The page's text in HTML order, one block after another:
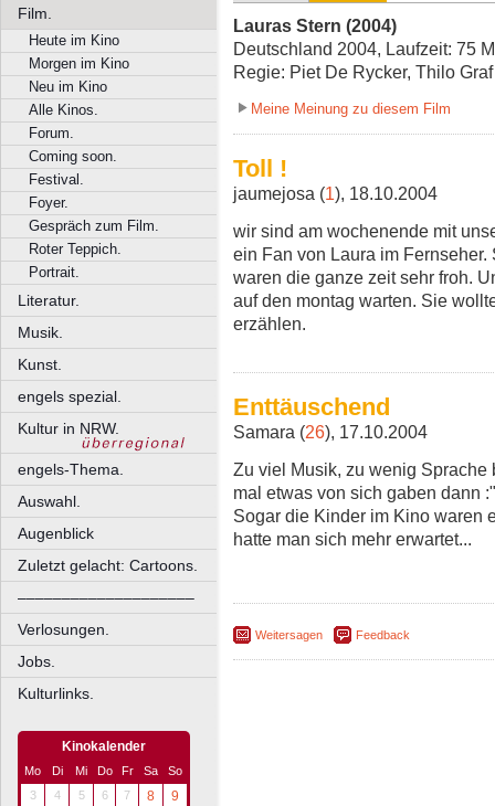
Film.
Heute im Kino
Morgen im Kino
Neu im Kino
Alle Kinos.
Forum.
Coming soon.
Festival.
Foyer.
Gespräch zum Film.
Roter Teppich.
Portrait.
Literatur.
Musik.
Kunst.
engels spezial.
Kultur in NRW.
engels-Thema.
Auswahl.
Augenblick
Zuletzt gelacht: Cartoons.
––––––––––––––––––––
Verlosungen.
Jobs.
Kulturlinks.
Kinokalender
Mo Di Mi Do Fr Sa
So
3
4 5 6 7 8
9
Lauras Stern (2004)
Deutschland 2004, Laufzeit: 75
Regie: Piet De Rycker, Thilo
Meine Meinung zu diesem Film
Toll !
jaumejosa (1), 18.10.2004
wir sind am wochenende mit
ein Fan von Laura im
waren die ganze zeit sehr froh.
auf den montag warten. Sie
erzählen.
Enttäuschend
Samara (26), 17.10.2004
Zu viel Musik, zu wenig
mal etwas von sich gaben dann
Sogar die Kinder im Kino waren
hatte man sich mehr erwartet...
Weitersagen Feedback